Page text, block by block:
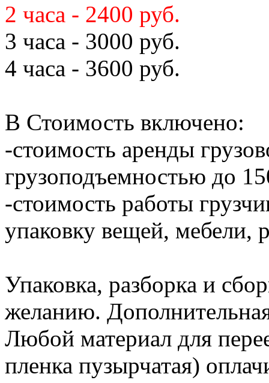
2 часа - 2400 руб.
3 часа - 3000 руб.
4 часа - 3600 руб.
В Стоимость включено:
-стоимость аренды
грузоподъемностью до
-стоимость работы
упаковку вещей, мебели,
Упаковка, разборка и
желанию. Дополнительная
Любой материал для
пленка пузырчатая)